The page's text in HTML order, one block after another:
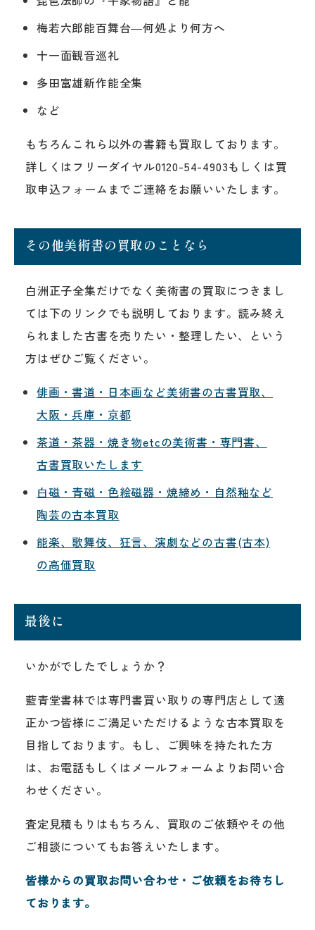
梅若六郎能百舞台―何処より何方へ
十一面観音巡礼
多田富雄新作能全集
など
もちろんこれら以外の書籍も買取しております。
詳しくはフリーダイヤル0120-54-4903もしくは買
取申込フォームまでご連絡をお願いいたします。
その他美術書の買取のことなら
白洲正子全集だけでなく美術書の買取につきまし
ては下のリンクでも説明しております。読み終え
られました古書を売りたい・整理したい、という
方はぜひご覧ください。
俳画・書道・日本画など美術書の古書買取、
大阪・兵庫・京都
茶道・茶器・焼き物etcの美術書・専門書、
古書買取いたします
白磁・青磁・色絵磁器・焼締め・自然釉など
陶芸の古本買取
能楽、歌舞伎、狂言、演劇などの古書(古本)
の高価買取
最後に
いかがでしたでしょうか？
藍青堂書林では専門書買い取りの専門店として適
正かつ皆様にご満足いただけるような古本買取を
目指しております。もし、ご興味を持たれた方
は、お電話もしくはメールフォームよりお問い合
わせください。
査定見積もりはもちろん、買取のご依頼やその他
ご相談についてもお答えいたします。
皆様からの買取お問い合わせ・ご依頼をお待ちし
ております。